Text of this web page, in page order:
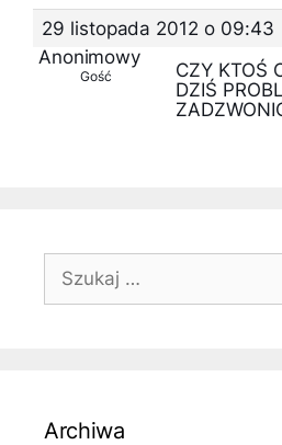
29 listopada 2012 o 09:43
Anonimowy
Gość
CZY KTOŚ
DZIŚ
Szukaj:
Archiwa